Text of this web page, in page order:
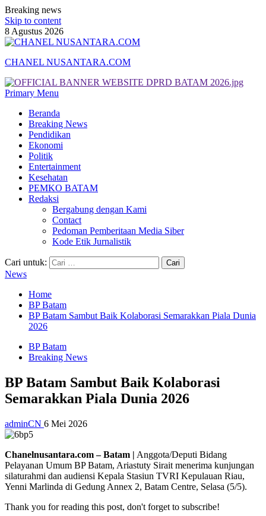
Breaking news
Skip to content
8 Agustus 2026
CHANEL NUSANTARA.COM
Primary Menu
Beranda
Breaking News
Pendidikan
Ekonomi
Politik
Entertainment
Kesehatan
PEMKO BATAM
Redaksi
Bergabung dengan Kami
Contact
Pedoman Pemberitaan Media Siber
Kode Etik Jurnalistik
Cari untuk:
News
Home
BP Batam
BP Batam Sambut Baik Kolaborasi Semarakkan Piala Dunia
2026
BP Batam
Breaking News
BP Batam Sambut Baik Kolaborasi
Semarakkan Piala Dunia 2026
adminCN 6 Mei 2026
Chanelnusantara.com – Batam | Anggota/Deputi Bidang
Pelayanan Umum BP Batam, Ariastuty Sirait menerima kunjungan
silaturahmi dan audiensi Kepala Stasiun TVRI Kepulauan Riau,
Yenni Marlinda di Gedung Annex 2, Batam Centre, Selasa (5/5).
Thank you for reading this post, don't forget to subscribe!